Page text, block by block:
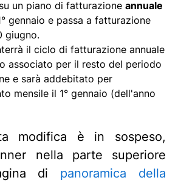
un piano di fatturazione annuale
gennaio e passa a fatturazione
giugno.
il ciclo di fatturazione annuale
associato per il resto del periodo
e sarà addebitato per
mensile il 1° gennaio (dell'anno
modifica è in sospeso,
nella parte superiore
di panoramica della